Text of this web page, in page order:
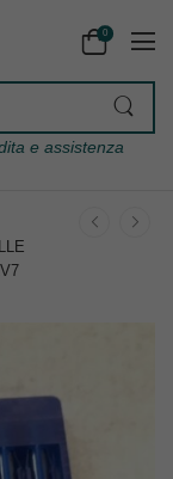
0
e assistenza